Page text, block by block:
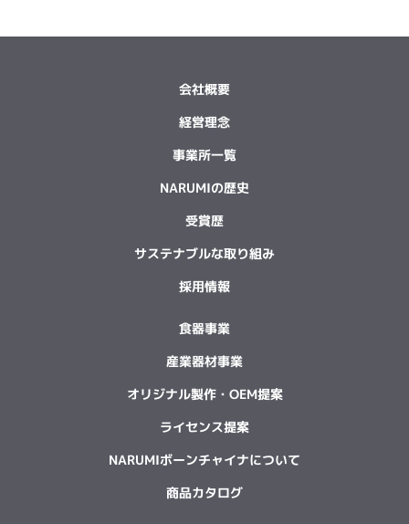
会社概要
経営理念
事業所一覧
NARUMIの歴史
受賞歴
サステナブルな取り組み
採用情報
食器事業
産業器材事業
オリジナル製作・OEM提案
ライセンス提案
NARUMIボーンチャイナについて
商品カタログ